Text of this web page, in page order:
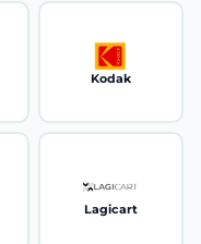
Kodak
Lagicart